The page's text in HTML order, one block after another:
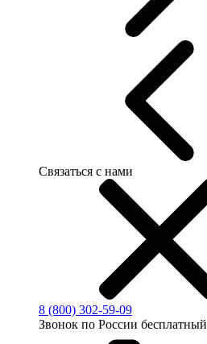
Связаться с нами
8 (800) 302-59-09
Звонок по России бесплатный